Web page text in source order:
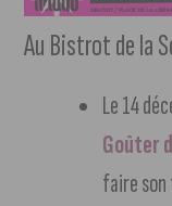
Au Bistrot de la
Le 14
Goûter
faire